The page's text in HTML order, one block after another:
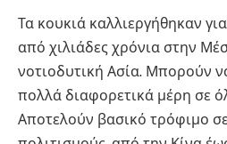
Τα κουκιά καλλιεργήθηκαν
από χιλιάδες χρόνια στην
νοτιοδυτική Ασία. Μπορούν
πολλά διαφορετικά μέρη σε
Αποτελούν βασικό τρόφιμο